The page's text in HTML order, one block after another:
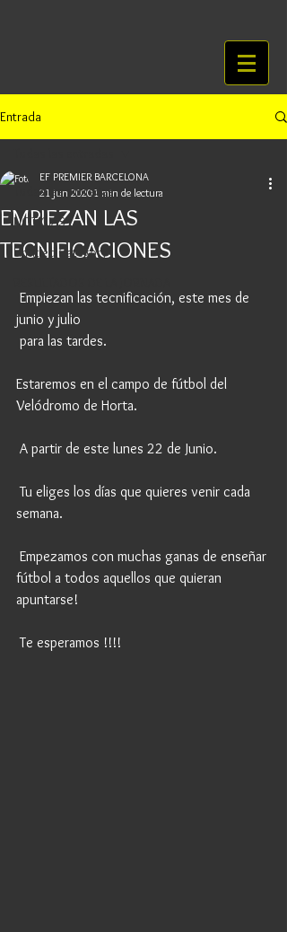
Entrada
Todas las entradas
NOTICIAS
Untitled Category
EMPIEZAN LAS
TECNIFICACIONES
EF PREMIER BARCELONA
21 jun 20201 min de lectura
junio y julio
para las tardes.
Estaremos en el campo de fútbol del
Velódromo de Horta.
A partir de este lunes 22 de Junio.
Tu eliges los días que quieres venir cada
semana.
fútbol a todos aquellos que quieran
apuntarse!
Te esperamos !!!!